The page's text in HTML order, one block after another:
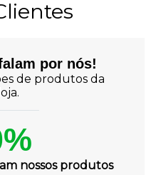
por nós!
de produtos da
nossos produtos